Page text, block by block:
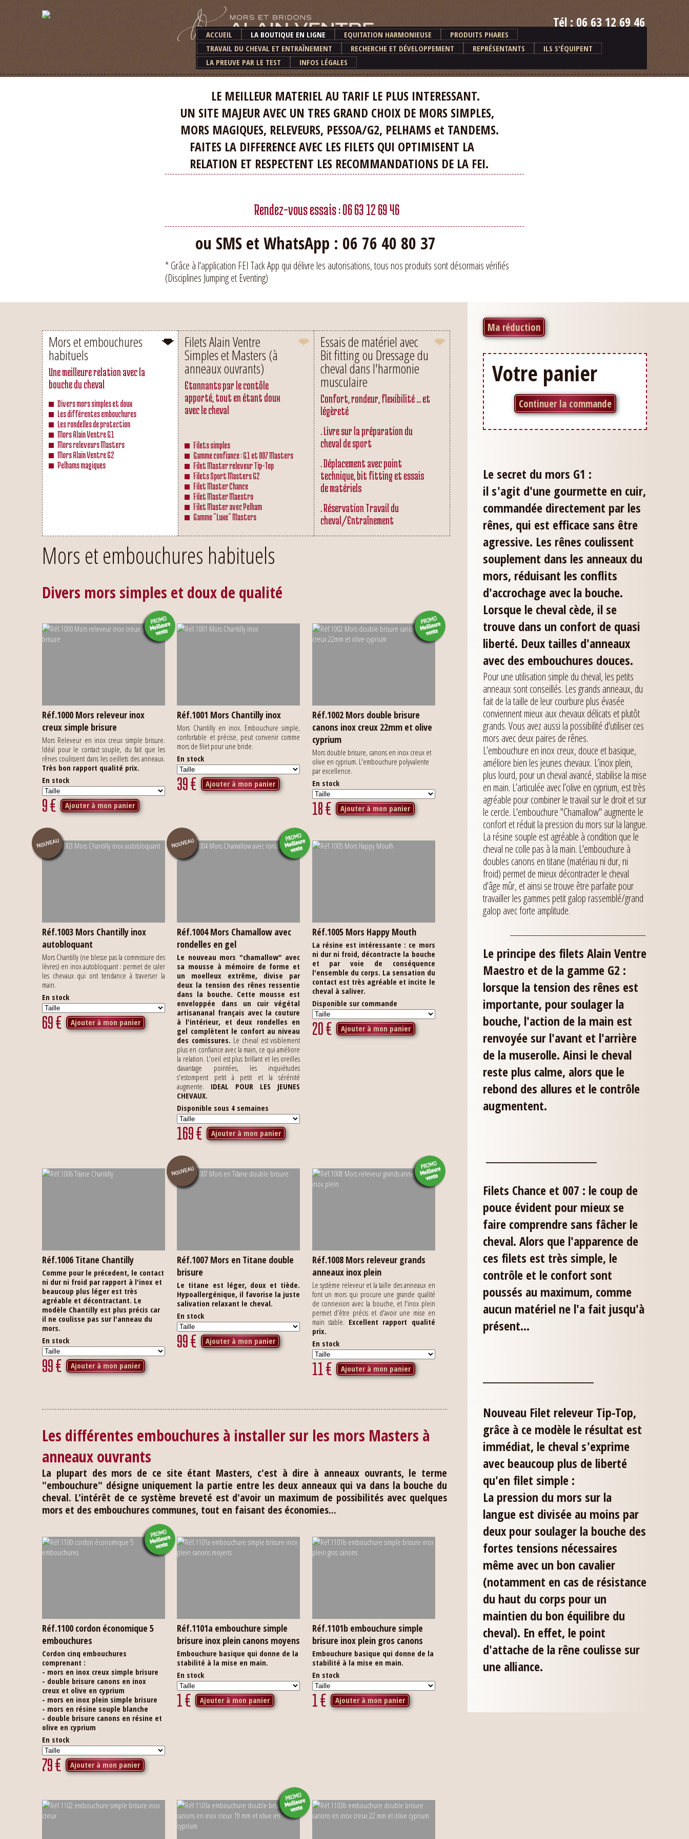
Tél : 06 63 12 69 46
ACCUEIL LA BOUTIQUE EN LIGNE EQUITATION HARMONIEUSE
PRODUITS PHARES
TRAVAIL DU CHEVAL ET ENTRAÎNEMENT
RECHERCHE ET DÉVELOPPEMENT REPRÉSENTANTS
ILS S'ÉQUIPENT
LA PREUVE PAR LE TEST
INFOS LÉGALES
LE MEILLEUR MATERIEL AU TARIF LE PLUS INTERESSANT.
UN SITE MAJEUR AVEC UN TRES GRAND CHOIX DE MORS SIMPLES,
MORS MAGIQUES, RELEVEURS, PESSOA/G2, PELHAMS et TANDEMS.
FAITES LA DIFFERENCE AVEC LES FILETS QUI OPTIMISENT LA
RELATION ET RESPECTENT LES RECOMMANDATIONS DE LA FEI.
Rendez-vous essais : 06 63 12 69 46
ou SMS et WhatsApp : 06 76 40 80 37
* Grâce à l'application FEI Tack App qui délivre les autorisations, tous nos produits sont désormais vérifiés
(Disciplines Jumping et Eventing)
Mors et embouchures
habituels
Une meilleure relation avec la
bouche du cheval
Divers mors simples et doux
Les différentes embouchures
Les rondelles de protection
Mors Alain Ventre G1
Mors releveurs Masters
Mors Alain Ventre G2
Pelhams magiques
Filets Alain Ventre
Simples et Masters (à
anneaux ouvrants)
Etonnants par le contôle
apporté, tout en étant doux
avec le cheval
Filets simples
Gamme confiance : G1 et 007 Masters
Filet Master releveur Tip-Top
Filets Sport Masters G2
Filet Master Chance
Filet Master Maestro
Filet Master avec Pelham
Gamme "Luxe" Masters
Essais de matériel avec
Bit fitting ou Dressage du
cheval dans l'harmonie
musculaire
Confort, rondeur, flexibilité ... et
légèreté
. Livre sur la préparation du
cheval de sport
. Déplacement avec point
technique, bit fitting et essais
de matériels
. Réservation Travail du
cheval/Entraînement
Mors et embouchures habituels
Divers mors simples et doux de qualité
Réf.1000 Mors releveur inox
creux simple brisure
Mors Releveur en inox creux simple brisure.
Idéal pour le contact souple, du fait que les
rênes coulissent dans les oeillets des anneaux.
Très bon rapport qualité prix.
En stock
9€ Ajouter à mon panier
Réf.1001 Mors Chantilly inox
Mors Chantilly en inox. Embouchure simple,
confortable et précise, peut convenir comme
mors de filet pour une bride.
En stock
39€ Ajouter à mon panier
Réf.1002 Mors double brisure
canons inox creux 22mm et olive
cyprium
Mors double brisure, canons en inox creux et
olive en cyprium. L'embouchure polyvalente
par excellence.
En stock
18€ Ajouter à mon panier
Réf.1003 Mors Chantilly inox
autobloquant
Mors Chantilly (ne blesse pas la commissure des
lèvres) en inox autobloquant : permet de caler
les chevaux qui ont tendance à traverser la
main.
En stock
69€ Ajouter à mon panier
Réf.1004 Mors Chamallow avec
rondelles en gel
Le nouveau mors "chamallow" avec
sa mousse à mémoire de forme et
un moelleux extrême, divise par
deux la tension des rênes ressentie
dans la bouche. Cette mousse est
enveloppée dans un cuir végétal
artisananal français avec la couture
à l'intérieur, et deux rondelles en
gel complètent le confort au niveau
des comissures. Le cheval est visiblement
plus en confiance avec la main, ce qui améliore
la relation. L'oeil est plus brillant et les oreilles
davantage pointées, les inquiétudes
s'estompent petit à petit et la sérénité
augmente. IDEAL POUR LES JEUNES
CHEVAUX.
Disponible sous 4 semaines
169€ Ajouter à mon panier
Réf.1005 Mors Happy Mouth
La résine est intéressante : ce mors
ni dur ni froid, décontracte la bouche
et par voie de conséquence
l'ensemble du corps. La sensation du
contact est très agréable et incite le
cheval à saliver.
Disponible sur commande
20€ Ajouter à mon panier
Réf.1006 Titane Chantilly
Comme pour le précedent, le contact
ni dur ni froid par rapport à l'inox et
beaucoup plus léger est très
agréable et décontractant. Le
modèle Chantilly est plus précis car
il ne coulisse pas sur l'anneau du
mors.
En stock
99€ Ajouter à mon panier
Réf.1007 Mors en Titane double
brisure
Le titane est léger, doux et tiède.
Hypoallergénique, il favorise la juste
salivation relaxant le cheval.
En stock
99€ Ajouter à mon panier
Réf.1008 Mors releveur grands
anneaux inox plein
Le système releveur et la taille des anneaux en
font un mors qui procure une grande qualité
de connexion avec la bouche, et l'inox plein
permet d'être précis et d'avoir une mise en
main stable. Excellent rapport qualité
prix.
En stock
11€ Ajouter à mon panier
Les différentes embouchures à installer sur les mors Masters à
anneaux ouvrants
La plupart des mors de ce site étant Masters, c'est à dire à anneaux ouvrants, le terme
"embouchure" désigne uniquement la partie entre les deux anneaux qui va dans la bouche du
cheval. L'intérêt de ce système breveté est d'avoir un maximum de possibilités avec quelques
mors et des embouchures communes, tout en faisant des économies...
Réf.1100 cordon économique 5
embouchures
Cordon cinq embouchures
comprenant :
- mors en inox creux simple brisure
- double brisure canons en inox
creux et olive en cyprium
- mors en inox plein simple brisure
- mors en résine souple blanche
- double brisure canons en résine et
olive en cyprium
En stock
79€ Ajouter à mon panier
Réf.1101a embouchure simple
brisure inox plein canons moyens
Embouchure basique qui donne de la
stabilité à la mise en main.
En stock
1€ Ajouter à mon panier
Réf.1101b embouchure simple
brisure inox plein gros canons
Embouchure basique qui donne de la
stabilité à la mise en main.
En stock
1€ Ajouter à mon panier
Ma réduction
Votre panier
Continuer la commande
Le secret du mors G1 :
il s'agit d'une gourmette en cuir,
commandée directement par les
rênes, qui est efficace sans être
agressive. Les rênes coulissent
souplement dans les anneaux du
mors, réduisant les conflits
d'accrochage avec la bouche.
Lorsque le cheval cède, il se
trouve dans un confort de quasi
liberté. Deux tailles d'anneaux
avec des embouchures douces.
Pour une utilisation simple du cheval, les petits
anneaux sont conseillés. Les grands anneaux, du
fait de la taille de leur courbure plus évasée
conviennent mieux aux chevaux délicats et plutôt
grands. Vous avez aussi la possibilité d'utiliser ces
mors avec deux paires de rênes.
L’embouchure en inox creux, douce et basique,
améliore bien les jeunes chevaux. L’inox plein,
plus lourd, pour un cheval avancé, stabilise la mise
en main. L’articulée avec l’olive en cyprium, est très
agréable pour combiner le travail sur le droit et sur
le cercle. L'embouchure "Chamallow" augmente le
confort et réduit la pression du mors sur la langue.
La résine souple est agréable à condition que le
cheval ne colle pas à la main. L'embouchure à
doubles canons en titane (matériau ni dur, ni
froid) permet de mieux décontracter le cheval
d'âge mûr, et ainsi se trouve être parfaite pour
travailler les gammes petit galop rassemblé/grand
galop avec forte amplitude.
Le principe des filets Alain Ventre
Maestro et de la gamme G2 :
lorsque la tension des rênes est
importante, pour soulager la
bouche, l'action de la main est
renvoyée sur l'avant et l'arrière
de la muserolle. Ainsi le cheval
reste plus calme, alors que le
rebond des allures et le contrôle
augmentent.
Filets Chance et 007 : le coup de
pouce évident pour mieux se
faire comprendre sans fâcher le
cheval. Alors que l'apparence de
ces filets est très simple, le
contrôle et le confort sont
poussés au maximum, comme
aucun matériel ne l'a fait jusqu'à
présent...
Nouveau Filet releveur Tip-Top,
grâce à ce modèle le résultat est
immédiat, le cheval s'exprime
avec beaucoup plus de liberté
qu'en filet simple :
La pression du mors sur la
langue est divisée au moins par
deux pour soulager la bouche des
fortes tensions nécessaires
même avec un bon cavalier
(notamment en cas de résistance
du haut du corps pour un
maintien du bon équilibre du
cheval). En effet, le point
d'attache de la rêne coulisse sur
une alliance.